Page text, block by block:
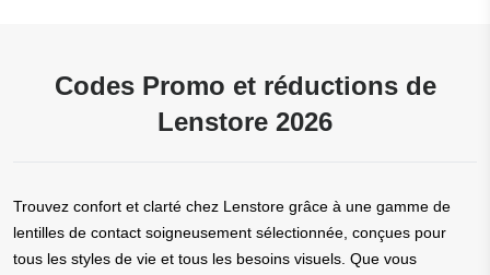
Codes Promo et réductions de
Lenstore 2026
Trouvez confort et clarté chez Lenstore grâce à une gamme de
lentilles de contact soigneusement sélectionnée, conçues pour
tous les styles de vie et tous les besoins visuels. Que vous